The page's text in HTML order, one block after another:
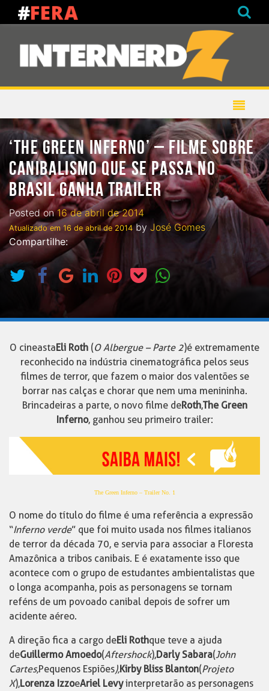
‘THE GREEN INFERNO’ – FILME SOBRE
CANIBALISMO QUE SE PASSA NO
BRASIL GANHA TRAILER
Posted on16 de abril de 2014
Atualizado em16 de abril de 2014by José Gomes
Compartilhe:
O cineastaEli Roth (O Albergue – Parte 2)é extremamente
reconhecido na indústria cinematográfica pelos seus
filmes de terror, que fazem o maior dos valentões se
borrar nas calças e chorar que nem uma menininha.
Brincadeiras a parte, o novo filme deRoth,The Green
Inferno, ganhou seu primeiro trailer:
The Green Inferno – Trailer No. 1
O nome do título do filme é uma referência a expressão
“Inferno verde” que foi muito usada nos filmes italianos
de terror da década 70, e servia para associar a Floresta
Amazônica a tribos canibais. E é exatamente isso que
acontece com o grupo de estudantes ambientalistas que
o longa acompanha, pois as personagens se tornam
reféns de um povoado canibal depois de sofrer um
acidente aéreo.
A direção fica a cargo deEli Rothque teve a ajuda
deGuillermo Amoedo(Aftershock),Darly Sabara(John
Cartes,Pequenos Espiões),Kirby Bliss Blanton(Projeto
X),Lorenza IzzoeAriel Levyinterpretarão as personagens